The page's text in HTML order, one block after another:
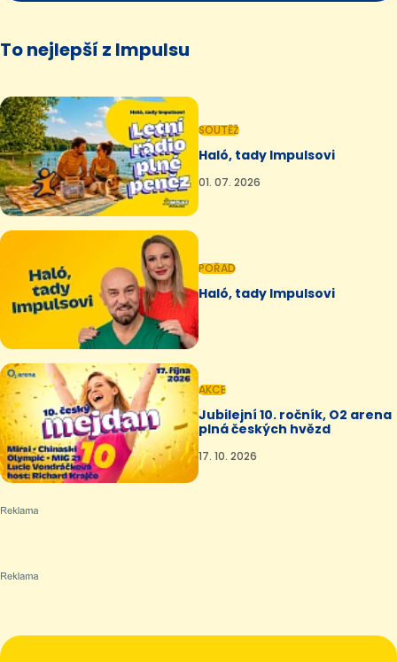
To nejlepší z Impulsu
SOUTĚŽ
Haló, tady Impulsovi
01. 07. 2026
POŘAD
Haló, tady Impulsovi
AKCE
Jubilejní 10. ročník, O2 arena
plná českých hvězd
17. 10. 2026